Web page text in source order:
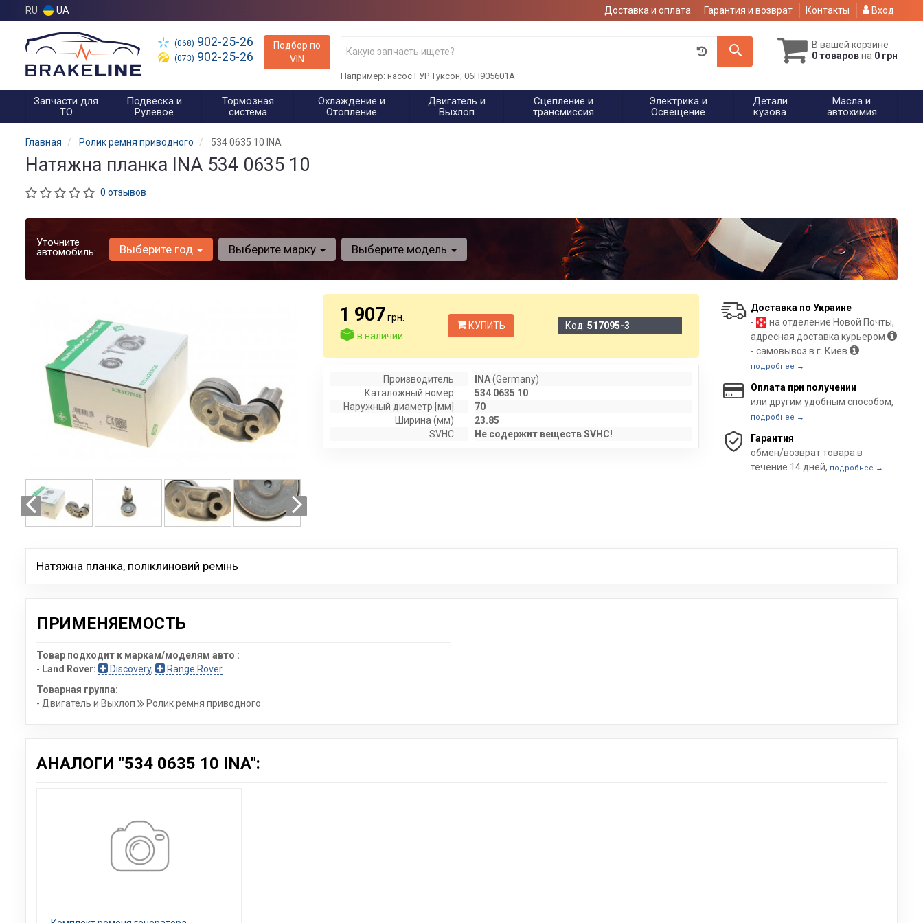
RU UA Доставка и оплата Гарантия и возврат Контакты Вход
(068) 902-25-26
(073) 902-25-26
Подбор по
VIN
В вашей корзине
0 товаровна 0 грн
Например: насос ГУР Туксон, 06H905601A
Запчасти для
ТО
Подвеска и
Рулевое
Тормозная
система
Охлаждение и
Отопление
Двигатель и
Выхлоп
Сцепление и
трансмиссия
Электрика и
Освещение
Детали
кузова
Масла и
автохимия
Главная Ролик ремня приводного 534 0635 10 INA
Натяжна планка INA 534 0635 10
0 отзывов
Уточните
автомобиль: Выберите год Выберите марку Выберите модель
1 907 грн.
в наличии
КУПИТЬ Код:517095-3
Производитель INA(Germany)
Каталожный номер
534 0635 10
Наружный диаметр [мм]
70
Ширина (мм)
23.85
SVHC
Не содержит веществ SVHC!
Доставка по Украине
-
на отделение Новой Почты,
адресная доставка курьером
- самовывоз в г. Киев
подробнее →
Оплата при получении
или другим удобным способом,
подробнее →
Гарантия
обмен/возврат товара в
течение 14 дней, подробнее →
Натяжна планка, поліклиновий ремінь
ПРИМЕНЯЕМОСТЬ
Товар подходит к маркам/моделям авто :
- Land Rover: Discovery,
Range Rover
Товарная группа:
- Двигатель и Выхлоп
Ролик ремня приводного
АНАЛОГИ "534 0635 10 INA":